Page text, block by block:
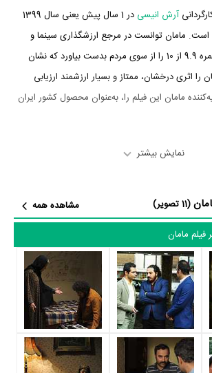
آرش انیسی
در 1 سال پیش یعنی سال 1399
است. مامان توانست در مرجع ارزشگذاری سینما و
نمره 9.9 از 10 را از سوی مردم بدست بیاورد که نشان
اثری درخشان، ممتاز و بسیار ارزشمند ارزیابی
مامان این فیلم را، به‌عنوان محصول کشور ایران
شقایق شوریان، امیر شمسورویا
به ایفای نقش و بازیگری پرداخته‌اند. در فیلم مامان حدود 6 بازیگر
نظر تعداد بازیگران می‌توان مامان را یک اثر
داستانی کم عنوان کرد.
چقدر اطلاع دارید؟
نمایش بیشتر
(11 تصویر)
مشاهده همه
فیلم مامان